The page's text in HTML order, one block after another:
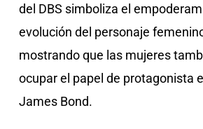
del DBS simboliza el
evolución del personaje
mostrando que las mujeres
ocupar el papel de protagonista
James Bond.